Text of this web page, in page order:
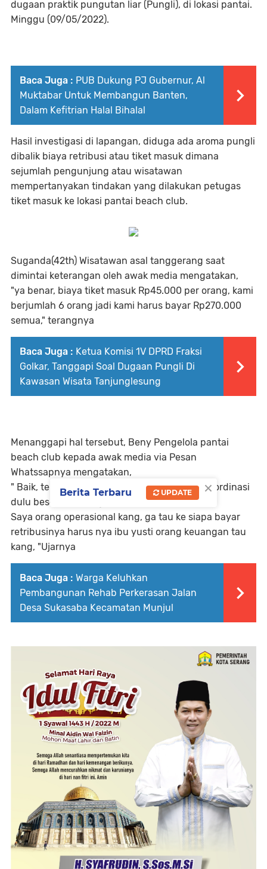
dugaan praktik pungutan liar (Pungli), di lokasi pantai.
Minggu (09/05/2022).
Baca Juga : PUB Dukung PJ Gubernur, Al
Muktabar Untuk Membangun Banten,
Dalam Kefitrian Halal Bihalal
Hasil investigasi di lapangan, diduga ada aroma pungli
dibalik biaya retribusi atau tiket masuk dimana
sejumlah pengunjung atau wisatawan
mempertanyakan tindakan yang dilakukan petugas
tiket masuk ke lokasi pantai beach club.
Suganda(42th) Wisatawan asal tanggerang saat
dimintai keterangan oleh awak media mengatakan,
"ya benar, biaya tiket masuk Rp45.000 per orang, kami
berjumlah 6 orang jadi kami harus bayar Rp270.000
semua," terangnya
Baca Juga : Ketua Komisi 1V DPRD Fraksi
Golkar, Tanggapi Soal Dugaan Pungli Di
Kawasan Wisata Tanjunglesung
Menanggapi hal tersebut, Beny Pengelola pantai
beach club kepada awak media via Pesan
Whatssapnya mengatakan,
" Baik, terima kasih atas masukannya, saya koordinasi
dulu besok di lapangan,
Saya orang operasional kang, ga tau ke siapa bayar
retribusinya harus nya ibu yusti orang keuangan tau
kang, "Ujarnya
Baca Juga : Warga Keluhkan
Pembangunan Rehab Perkerasan Jalan
Desa Sukasaba Kecamatan Munjul
×
Berita Terbaru UPDATE